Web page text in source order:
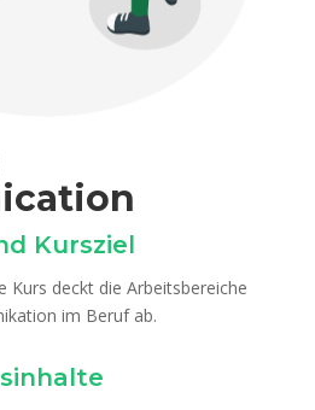
Kursziel
Kurs deckt die Arbeitsbereiche
im Beruf ab.